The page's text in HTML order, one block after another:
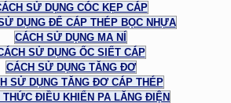
SỬ DỤNG CÓC KẸP CÁP
DỤNG ĐỂ CÁP THÉP BỌC NHỰA
CÁCH SỬ DỤNG MA NÍ
SỬ DỤNG ỐC SIẾT CÁP
CÁCH SỬ DỤNG TĂNG ĐƠ
SỬ DỤNG TĂNG ĐƠ CÁP THÉP
THỨC ĐIỀU KHIỂN PA LĂNG ĐIỆN